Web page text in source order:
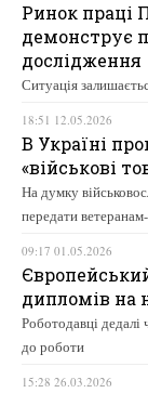
Ринок праці
демонструє
дослідження
Ситуація
18:51 12.05.2026
В Україні
«військові
На думку
передати
09:17 01.05.2026
дипломів на
Роботодавці дедалі
до роботи
15:28 26.03.2026